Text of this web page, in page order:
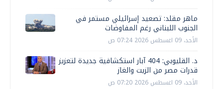
ماهر مقلد: تصعيد إسرائيلي مستمر في
الجنوب اللبناني رغم المفاوضات
الأحد، 09 اغسطس 2026 07:24 ص
د. القليوبي: 404 آبار استكشافية جديدة لتعزيز
قدرات مصر من الزيت والغاز
الأحد، 09 اغسطس 2026 07:20 ص